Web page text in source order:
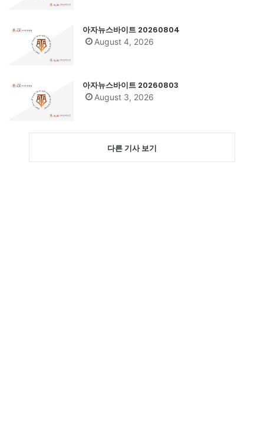
아자뉴스바이트 20260804
August 4, 2026
아자뉴스바이트 20260803
August 3, 2026
다른 기사 보기